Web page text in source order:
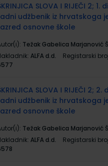
SLOVA I RIJEČI 2;
udžbenik iz hrvatskoga
osnovne škole
Težak Gabelica Marjanović
ALFA d.d.
Registarski
SLOVA I RIJEČI 2;
udžbenik iz hrvatskoga
osnovne škole
Težak Gabelica Marjanović
ALFA d.d.
Registarski